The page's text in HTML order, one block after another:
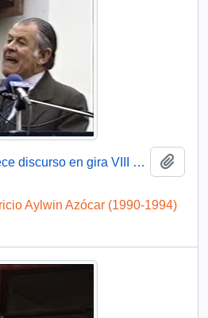
Presidente Aylwin ofrece discurso en gira VIII Región, Tomé : video
Aylwin Azócar (1990-1994)